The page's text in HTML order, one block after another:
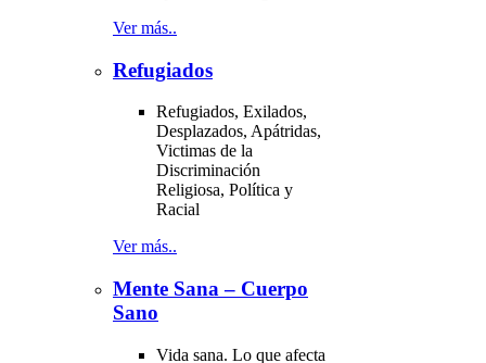
Ver más..
Refugiados
Refugiados, Exilados,
Desplazados, Apátridas,
Victimas de la
Discriminación
Religiosa, Política y
Racial
Ver más..
Mente Sana – Cuerpo
Sano
Vida sana. Lo que afecta